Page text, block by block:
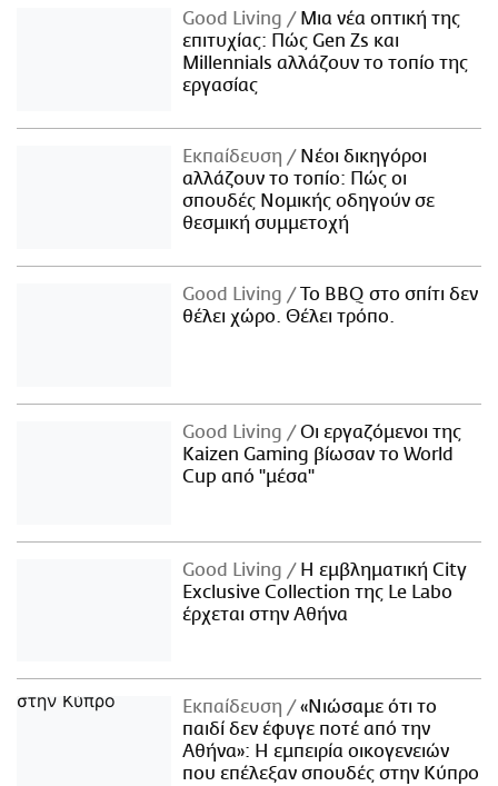
Good Living
Μια νέα οπτική της
επιτυχίας: Πώς Gen Zs και
Millennials αλλάζουν το τοπίο της
εργασίας
Εκπαίδευση
Νέοι δικηγόροι
αλλάζουν το τοπίο: Πώς οι
σπουδές Νομικής οδηγούν σε
θεσμική συμμετοχή
Good Living
Το BBQ στο σπίτι δεν
θέλει χώρο. Θέλει τρόπο.
Good Living
Οι εργαζόμενοι της
Kaizen Gaming βίωσαν το World
Cup από "μέσα"
Good Living
Η εμβληματική City
Exclusive Collection της Le Labo
έρχεται στην Αθήνα
Εκπαίδευση
«Νιώσαμε ότι το
παιδί δεν έφυγε ποτέ από την
Αθήνα»: Η εμπειρία οικογενειών
που επέλεξαν σπουδές στην Κύπρο